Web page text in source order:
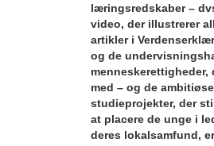
læringsredskaber –
video, der illustrerer
artikler i
og de
menneskerettigheder,
med – og de ambitiøse
studieprojekter, der
at placere de unge i
deres lokalsamfund,